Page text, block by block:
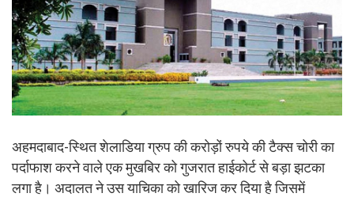
अहमदाबाद-स्थित शेलाडिया ग्रुप की करोड़ों रुपये की टैक्स चोरी का
पर्दाफाश करने वाले एक मुखबिर को गुजरात हाईकोर्ट से बड़ा झटका
लगा है। अदालत ने उस याचिका को खारिज कर दिया है जिसमें